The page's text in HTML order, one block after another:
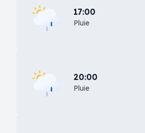
17:00
Pluie
20:00
Pluie